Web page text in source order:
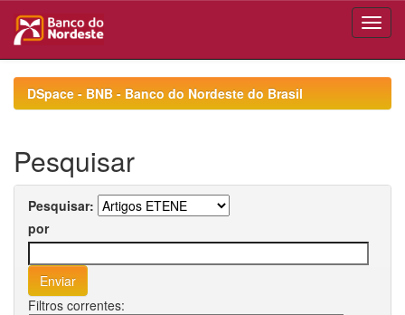
navigationDSpace - BNB - Banco do Nordeste do Brasil
Pesquisar
Pesquisar:
por
Filtros correntes: